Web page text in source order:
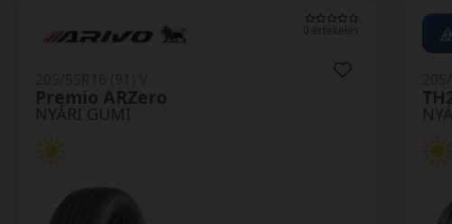
0 értékelés
NYÁRI GUMI
H12 RXMotion XL